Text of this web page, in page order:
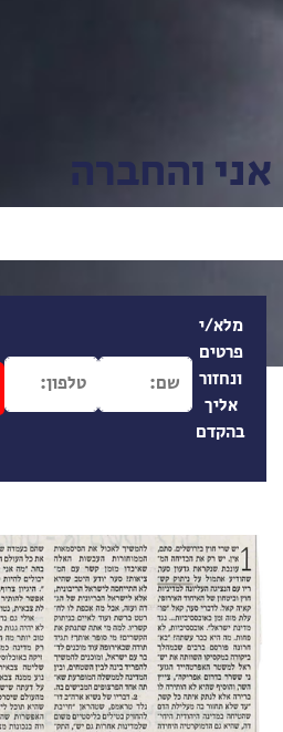
אני והחברה
מלא/י
פרטים
ונחזור
אליך
בהקדם